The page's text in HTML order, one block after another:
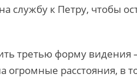
к Петру, чтобы
третью форму
расстояния, в